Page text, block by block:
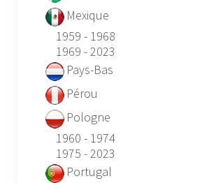
Mexique
1959 - 1968
1969 - 2023
Pays-Bas
Pérou
Pologne
1960 - 1974
1975 - 2023
Portugal